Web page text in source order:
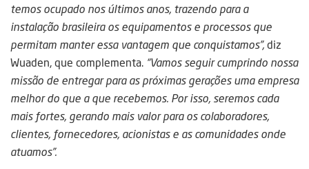
temos ocupado nosúltimos anos, trazendo para a
instalação brasileira os equipamentos e processos que
permitam manter essa vantagem que conquistamos”,diz
Wuaden, que complementa. “Vamos seguir cumprindo nossa
missão de entregar para as próximas gerações uma empresa
melhor do que a que recebemos. Por isso, seremos cada
mais fortes, gerando mais valor para os colaboradores,
clientes, fornecedores, acionistas e as comunidades onde
atuamos”.